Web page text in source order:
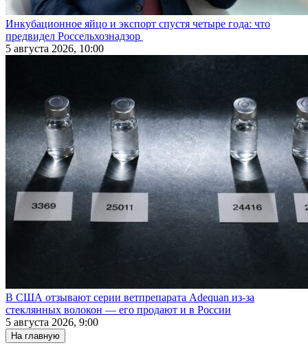
Инкубационное яйцо и экспорт спустя четыре года: что
предвидел Россельхознадзор
5 августа 2026, 10:00
В США отзывают серии ветпрепарата Adequan из-за
стеклянных волокон — его продают и в России
5 августа 2026, 9:00
На главную